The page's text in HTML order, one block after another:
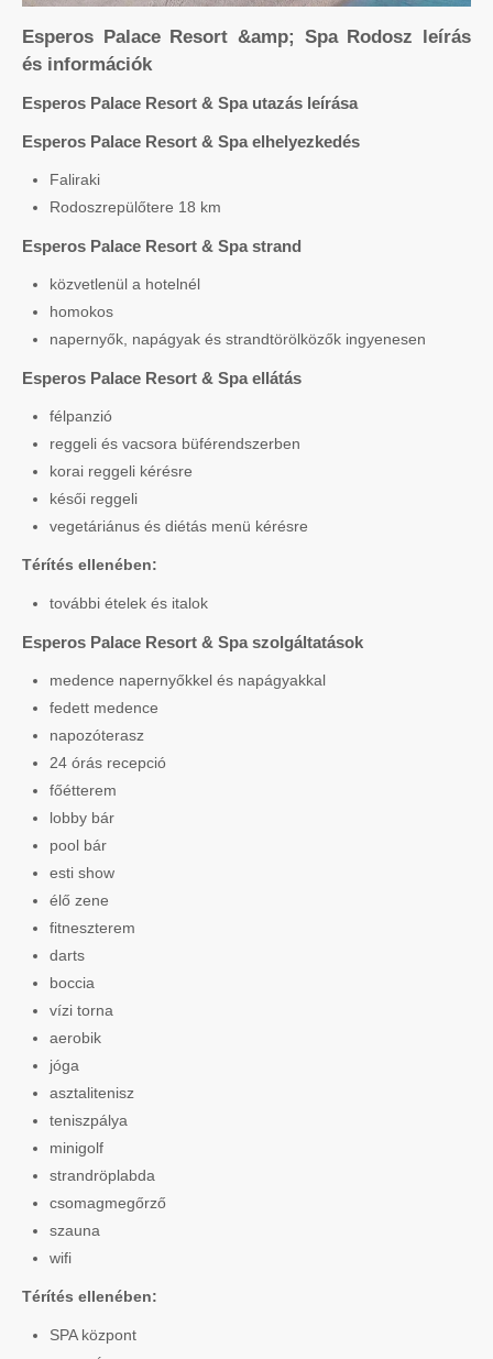
Esperos Palace Resort &amp; Spa Rodosz leírás
és információk
Esperos Palace Resort & Spa utazás leírása
Esperos Palace Resort & Spa elhelyezkedés
Faliraki
Rodoszrepülőtere 18 km
Esperos Palace Resort & Spa strand
közvetlenül a hotelnél
homokos
napernyők, napágyak és strandtörölközők ingyenesen
Esperos Palace Resort & Spa ellátás
félpanzió
reggeli és vacsora büférendszerben
korai reggeli kérésre
késői reggeli
vegetáriánus és diétás menü kérésre
Térítés ellenében:
további ételek és italok
Esperos Palace Resort & Spa szolgáltatások
medence napernyőkkel és napágyakkal
fedett medence
napozóterasz
24 órás recepció
főétterem
lobby bár
pool bár
esti show
élő zene
fitneszterem
darts
boccia
vízi torna
aerobik
jóga
asztalitenisz
teniszpálya
minigolf
strandröplabda
csomagmegőrző
szauna
wifi
Térítés ellenében:
SPA központ